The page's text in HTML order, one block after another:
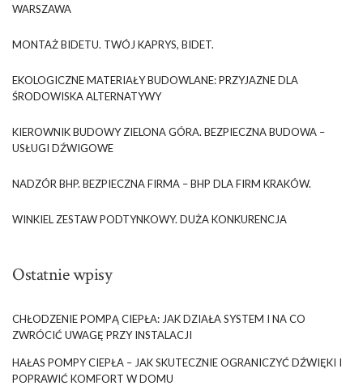
WARSZAWA
MONTAŻ BIDETU. TWÓJ KAPRYS, BIDET.
EKOLOGICZNE MATERIAŁY BUDOWLANE: PRZYJAZNE DLA
ŚRODOWISKA ALTERNATYWY
KIEROWNIK BUDOWY ZIELONA GÓRA. BEZPIECZNA BUDOWA –
USŁUGI DŹWIGOWE
NADZÓR BHP. BEZPIECZNA FIRMA – BHP DLA FIRM KRAKÓW.
WINKIEL ZESTAW PODTYNKOWY. DUŻA KONKURENCJA
Ostatnie wpisy
CHŁODZENIE POMPĄ CIEPŁA: JAK DZIAŁA SYSTEM I NA CO
ZWRÓCIĆ UWAGĘ PRZY INSTALACJI
HAŁAS POMPY CIEPŁA – JAK SKUTECZNIE OGRANICZYĆ DŹWIĘKI I
POPRAWIĆ KOMFORT W DOMU